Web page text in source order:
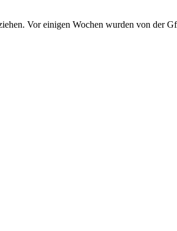
Vor einigen Wochen wurden von der